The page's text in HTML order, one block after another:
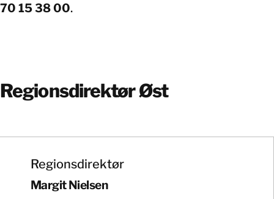
70 15 38 00.
Regionsdirektør Øst
Regionsdirektør
Margit Nielsen